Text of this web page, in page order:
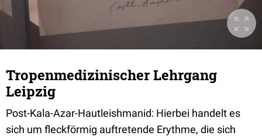
Tropenmedizinischer Lehrgang
Leipzig
Post-Kala-Azar-Hautleishmanid: Hierbei handelt es
sich um fleckförmig auftretende Erythme, die sich